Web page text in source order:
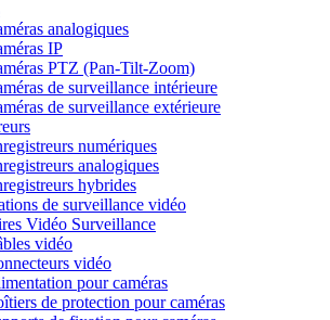
analogiques
IP
PTZ (Pan-Tilt-Zoom)
de surveillance intérieure
de surveillance extérieure
numériques
analogiques
hybrides
de surveillance vidéo
Vidéo Surveillance
vidéo
vidéo
pour caméras
de protection pour caméras